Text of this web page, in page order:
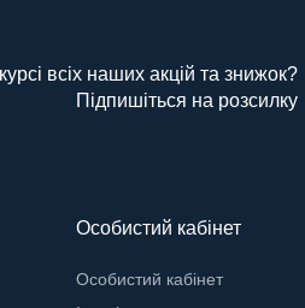
всіх наших акцій та знижок?
Підпишіться на розсилку
Особистий кабінет
Особистий кабінет